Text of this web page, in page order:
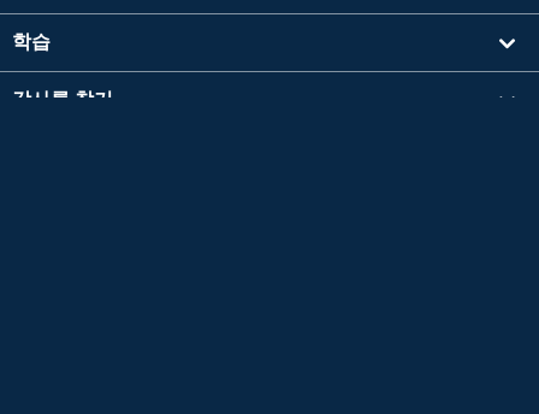
학습
강사를 찾기